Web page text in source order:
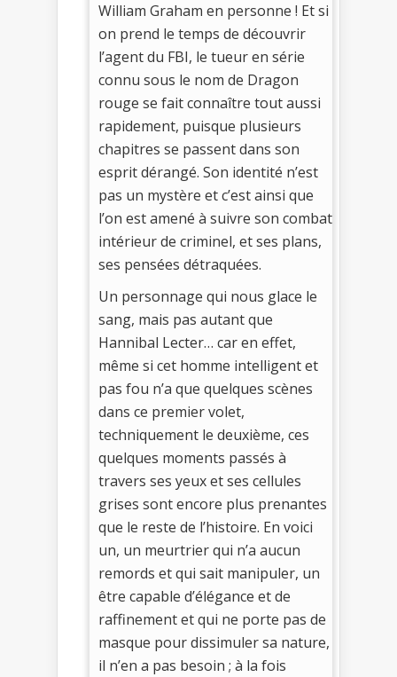
William Graham en personne ! Et si
on prend le temps de découvrir
l’agent du FBI, le tueur en série
connu sous le nom de Dragon
rouge se fait connaître tout aussi
rapidement, puisque plusieurs
chapitres se passent dans son
esprit dérangé. Son identité n’est
pas un mystère et c’est ainsi que
l’on est amené à suivre son combat
intérieur de criminel, et ses plans,
ses pensées détraquées.
Un personnage qui nous glace le
sang, mais pas autant que
Hannibal Lecter… car en effet,
même si cet homme intelligent et
pas fou n’a que quelques scènes
dans ce premier volet,
techniquement le deuxième, ces
quelques moments passés à
travers ses yeux et ses cellules
grises sont encore plus prenantes
que le reste de l’histoire. En voici
un, un meurtrier qui n’a aucun
remords et qui sait manipuler, un
être capable d’élégance et de
raffinement et qui ne porte pas de
masque pour dissimuler sa nature,
il n’en a pas besoin ; à la fois